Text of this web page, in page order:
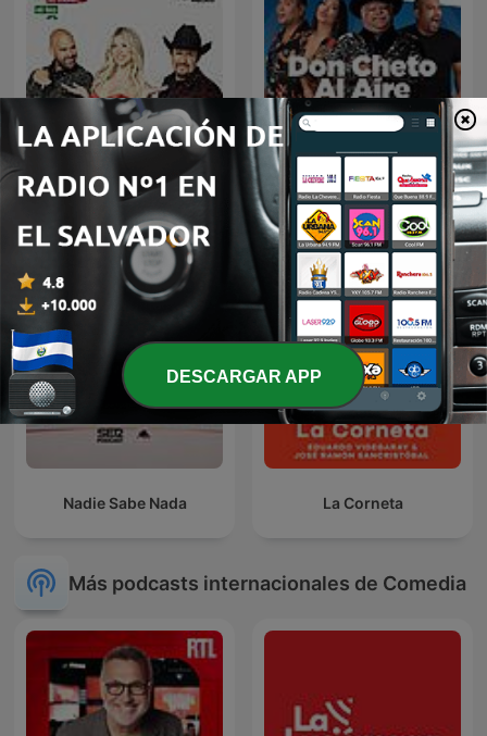
El Bueno, la Mala y el Feo Don Cheto Al Aire
Nadie Sabe Nada La Corneta
Más podcasts internacionales de Comedia
DESCARGAR APP